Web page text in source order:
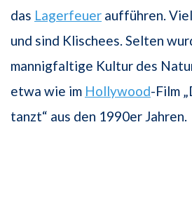
das Lagerfeuer aufführen.
und sind Klischees. Selten
mannigfaltige Kultur des
etwa wie im Hollywood-Film
tanzt“ aus den 1990er Jahren.